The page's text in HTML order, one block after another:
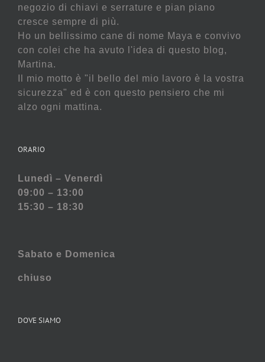
negozio di chiavi e serrature e pian piano
cresce sempre di più.
Ho un bellissimo cane di nome Maya e convivo
con colei che ha avuto l'idea di questo blog,
Martina.
Il mio motto è "il bello del mio lavoro è la vostra
sicurezza" ed è con questo pensiero che mi
alzo ogni mattina.
ORARIO
Lunedì – Venerdì
09:00 – 13:00
15:30 – 18:30
Sabato e Domenica
chiuso
DOVE SIAMO